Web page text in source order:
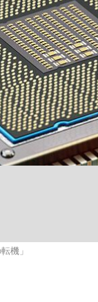
「最悪の空
#森岡毅 #城彰二
機」